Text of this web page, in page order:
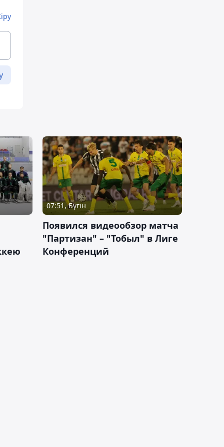
07:51, Бүгін
Появился видеообзор матча
"Партизан" – "Тобыл" в Лиге
Конференций